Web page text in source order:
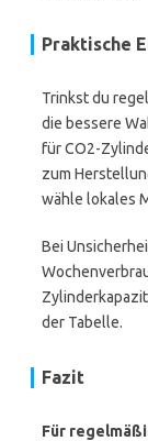
Praktische
Trinkst du
die bessere
für CO2-
zum
wähle lokales
Bei
der Tabelle.
Fazit
Für